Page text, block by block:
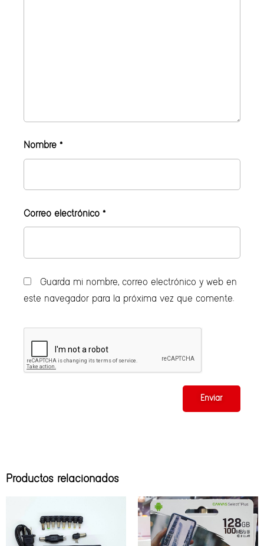
Nombre *
Correo electrónico *
Guarda mi nombre, correo electrónico y web en
este navegador para la próxima vez que comente.
Productos relacionados